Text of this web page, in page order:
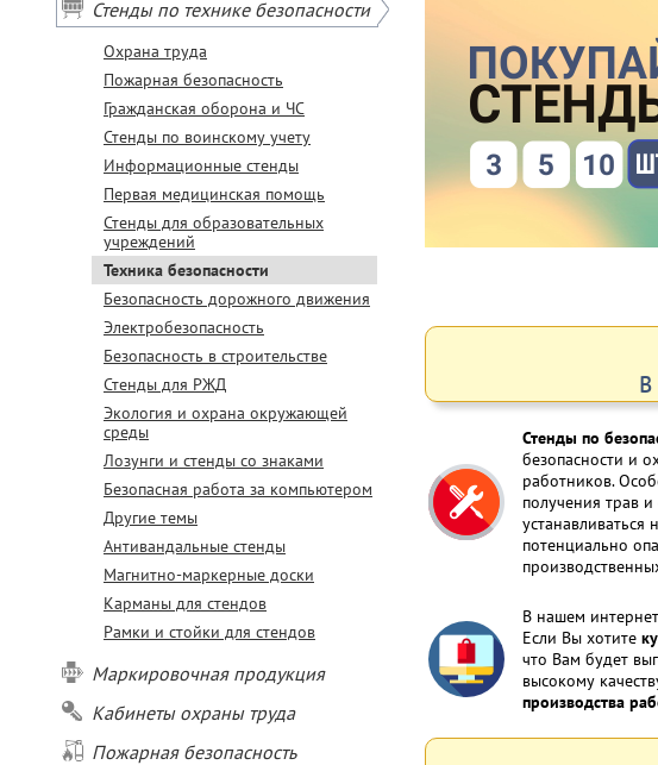
Стенды по технике безопасности
Охрана труда
Пожарная безопасность
Гражданская оборона и ЧС
Стенды по воинскому учету
Информационные стенды
Первая медицинская помощь
Стенды для образовательных
учреждений
Техника безопасности
Безопасность дорожного движения
Электробезопасность
Безопасность в строительстве
Стенды для РЖД
Экология и охрана окружающей
среды
Лозунги и стенды со знаками
Безопасная работа за компьютером
Другие темы
Антивандальные стенды
Магнитно-маркерные доски
Карманы для стендов
Рамки и стойки для стендов
Маркировочная продукция
Кабинеты охраны труда
Пожарная безопасность
Стенды по
безопасности и
работников.
получения трав
потенциально
В нашем
Если Вы хотите
что Вам будет
высокому
производства